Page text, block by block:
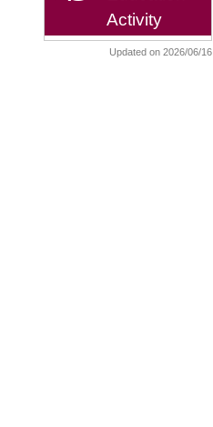
Activity
Updated on 2026/06/16